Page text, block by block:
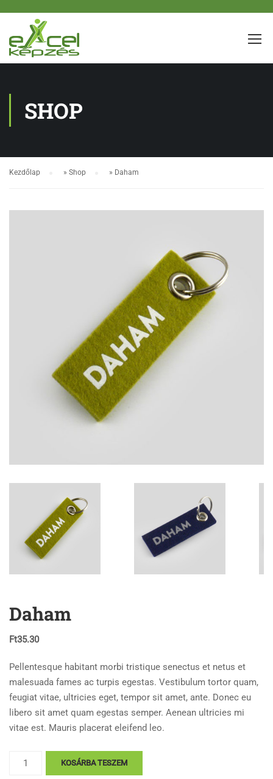
SHOP
Kezdőlap » Shop » Daham
Daham
Ft35.30
Pellentesque habitant morbi tristique senectus et netus et
malesuada fames ac turpis egestas. Vestibulum tortor quam,
feugiat vitae, ultricies eget, tempor sit amet, ante. Donec eu
libero sit amet quam egestas semper. Aenean ultricies mi
vitae est. Mauris placerat eleifend leo.
Daham
mennyiség
KOSÁRBA TESZEM